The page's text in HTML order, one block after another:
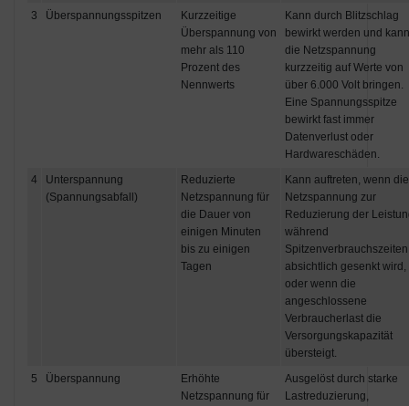
3
Überspannungsspitzen
Kurzzeitige
Überspannung von
mehr als 110
Prozent des
Nennwerts
Kann durch Blitzschlag
bewirkt werden und kann
die Netzspannung
kurzzeitig auf Werte von
über 6.000 Volt bringen.
Eine Spannungsspitze
bewirkt fast immer
Datenverlust oder
Hardwareschäden.
4
Unterspannung
(Spannungsabfall)
Reduzierte
Netzspannung für
die Dauer von
einigen Minuten
bis zu einigen
Tagen
Kann auftreten, wenn die
Netzspannung zur
Reduzierung der
während
Spitzenverbrauchszeiten
absichtlich gesenkt wird,
oder wenn die
angeschlossene
Verbraucherlast die
Versorgungskapazität
übersteigt.
5
Überspannung
Erhöhte
Netzspannung für
Ausgelöst durch starke
Lastreduzierung,